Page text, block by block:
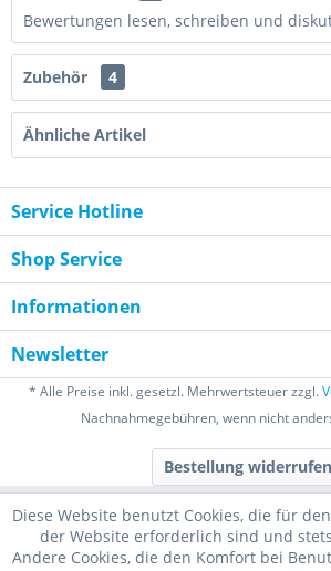
Bewertungen lesen, schreiben und
Zubehör 4
Ähnliche Artikel
Service Hotline
Shop Service
Informationen
Newsletter
* Alle Preise inkl. gesetzl. Mehrwertsteuer zzgl.
Nachnahmegebühren, wenn nicht
Bestellung widerrufen
Diese Website benutzt Cookies, die für
der Website erforderlich sind und
Andere Cookies, die den Komfort bei